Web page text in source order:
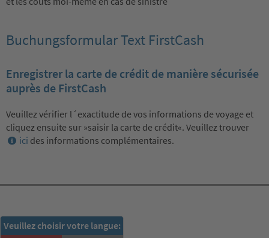
Buchungsformular Text FirstCash
Enregistrer la carte de crédit de manière sécurisée
auprès de FirstCash
Veuillez vérifier l´exactitude de vos informations de voyage et
cliquez ensuite sur »saisir la carte de crédit«. Veuillez trouver
ici des informations complémentaires.
Veuillez choisir votre langue: